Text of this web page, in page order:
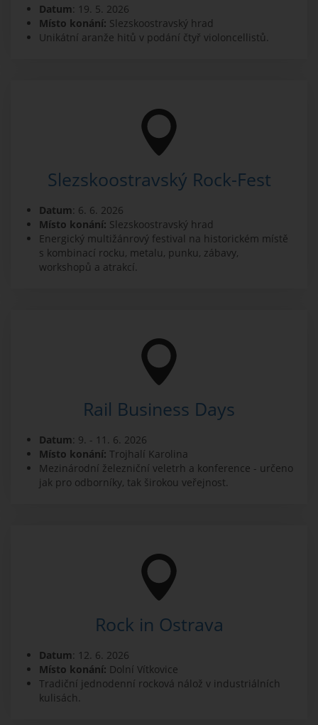
Datum: 19. 5. 2026
Místo konání: Slezskoostravský hrad
Unikátní aranže hitů v podání čtyř violoncellistů.
Slezskoostravský Rock-Fest
Datum: 6. 6. 2026
Místo konání: Slezskoostravský hrad
Energický multižánrový festival na historickém místě
s kombinací rocku, metalu, punku, zábavy,
workshopů a atrakcí.
Rail Business Days
Datum: 9. - 11. 6. 2026
Místo konání: Trojhalí Karolina
Mezinárodní železniční veletrh a konference - určeno
jak pro odborníky, tak širokou veřejnost.
Rock in Ostrava
Datum: 12. 6. 2026
Místo konání: Dolní Vítkovice
Tradiční jednodenní rocková nálož v industriálních
kulisách.